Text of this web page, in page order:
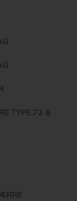
TYPE 72 &